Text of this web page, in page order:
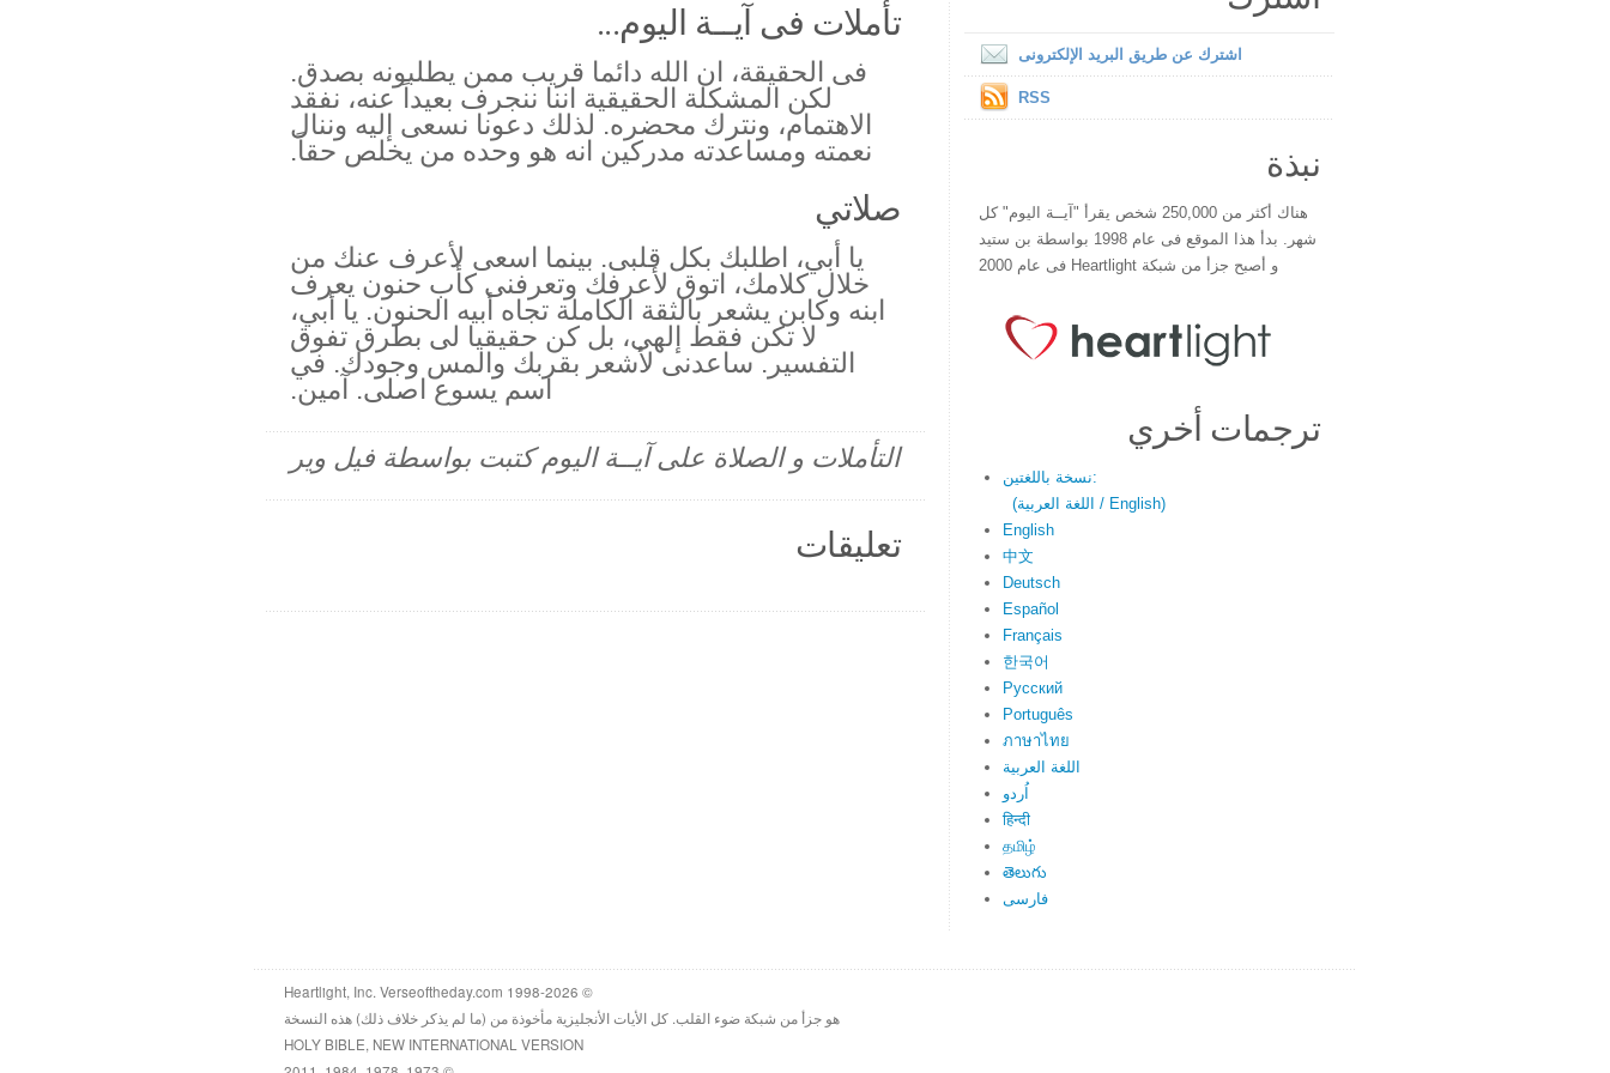
تأملات فى آيــة اليوم...
فى الحقيقة، ان الله دائما قريب ممن يطلبونه بصدق.
لكن المشكلة الحقيقية اننا ننجرف بعيداً عنه، نفقد
الاهتمام، ونترك محضره. لذلك دعونا نسعى إليه وننال
نعمته ومساعدته مدركين انه هو وحده من يخلص حقاً.
صلاتي
يا أبي، اطلبك بكل قلبى. بينما اسعى لأعرف عنك من
خلال كلامك، اتوق لأعرفك وتعرفنى كأب حنون يعرف
ابنه وكابن يشعر بالثقة الكاملة تجاه أبيه الحنون. يا أبي،
لا تكن فقط إلهى، بل كن حقيقيا لى بطرق تفوق
التفسير. ساعدنى لأشعر بقربك والمس وجودك. في
اسم يسوع اصلى. آمين.
التأملات و الصلاة على آيــة اليوم كتبت بواسطة فيل وير
تعليقات
اشترك عن طريق البريد الإلكترونى
RSS
نبذة
هناك أكثر من 250,000 شخص يقرأ "آيــة اليوم" كل
شهر. بدأ هذا الموقع فى عام 1998 بواسطة بن ستيد
و أصبح جزأ من شبكة Heartlight فى عام 2000
ترجمات أخري
نسخة باللغتين:
(اللغة العربية / English)
English
中文
Deutsch
Español
Français
한국어
Русский
Português
ภาษาไทย
اللغة العربية
اُردو
हिन्दी
தமிழ்
తెలుగు
فارسی
© 1998-2026 Heartlight, Inc. Verseoftheday.com
هو جزأ من شبكة ضوء القلب. كل الأيات الأنجليزية مأخوذة من (ما لم يذكر خلاف ذلك) هذه النسخة
HOLY BIBLE, NEW INTERNATIONAL VERSION